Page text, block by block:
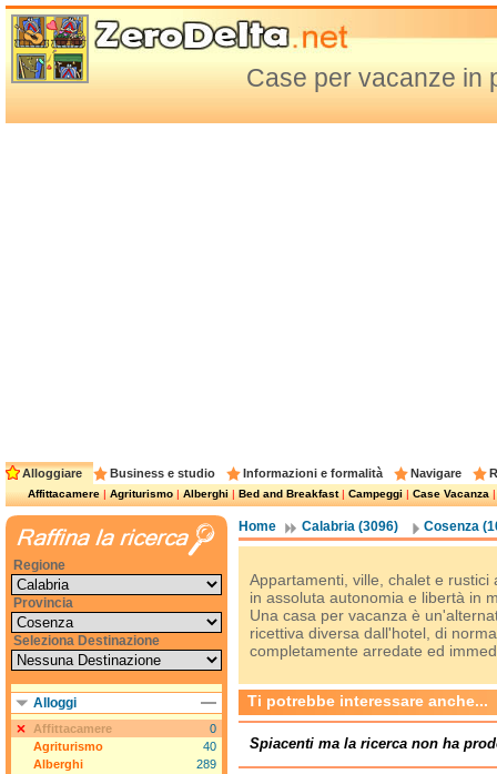
Case per vacanze in
Alloggiare Business e studio Informazioni e formalità Navigare
Affittacamere|Agriturismo|Alberghi|Bed and Breakfast|Campeggi|Case Vacanza
Home Calabria (3096) Cosenza
Appartamenti, ville, chalet e
in assoluta autonomia e libertà in
Una casa per vacanza è
ricettiva diversa dall'hotel, di
completamente arredate ed
Ti potrebbe interessare anche...
Spiacenti ma la ricerca non ha
Regione
Provincia
Seleziona Destinazione
Alloggi
Affittacamere
0
Agriturismo
40
Alberghi
289